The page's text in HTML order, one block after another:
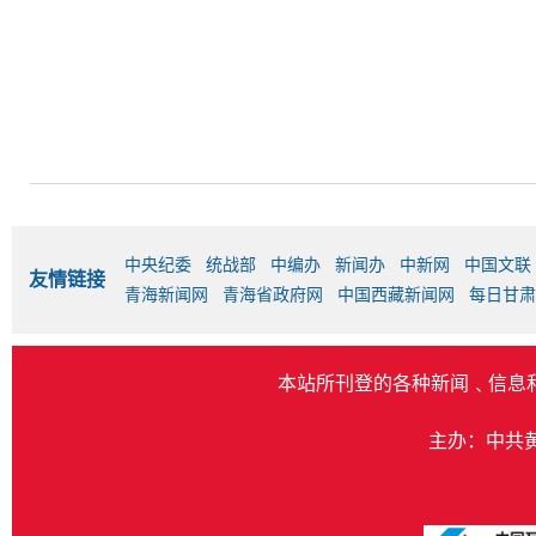
友情链接
中央纪委 统战部 中编办 新闻办 中新网
中国文联
青海新闻网
青海省政府网 中国西藏新闻网 每日甘
本站所刊登的各种新闻﹑信息
主办：中共